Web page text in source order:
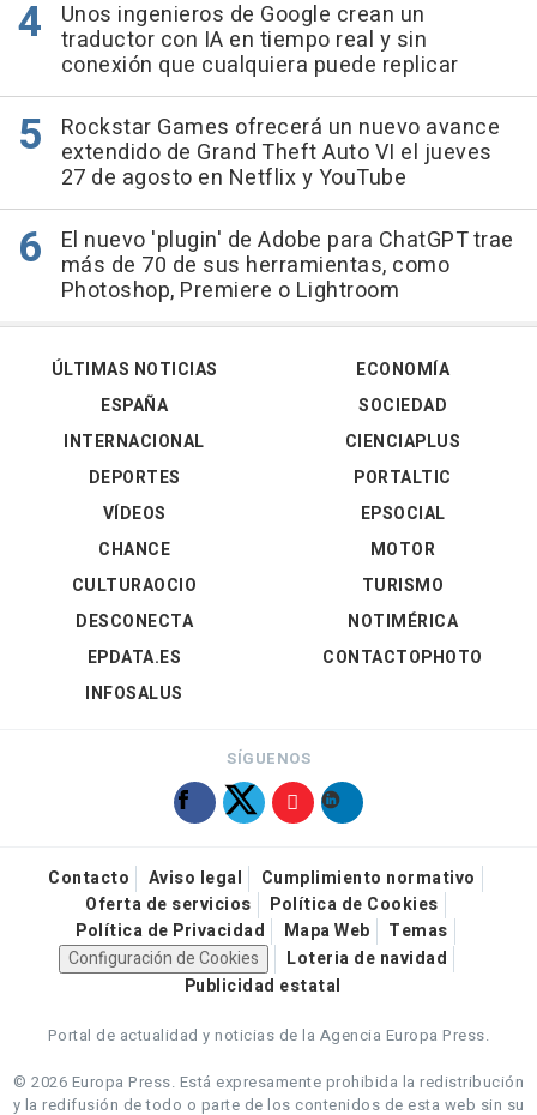
Unos ingenieros de Google crean un
traductor con IA en tiempo real y sin
conexión que cualquiera puede replicar
Rockstar Games ofrecerá un nuevo avance
extendido de Grand Theft Auto VI el jueves
27 de agosto en Netflix y YouTube
El nuevo 'plugin' de Adobe para ChatGPT trae
más de 70 de sus herramientas, como
Photoshop, Premiere o Lightroom
ÚLTIMAS NOTICIAS
ESPAÑA
INTERNACIONAL
DEPORTES
VÍDEOS
ECONOMÍA
SOCIEDAD
CIENCIAPLUS
PORTALTIC
EPSOCIAL
CHANCE
CULTURAOCIO
DESCONECTA
EPDATA.ES
INFOSALUS
MOTOR
TURISMO
NOTIMÉRICA
CONTACTOPHOTO
SÍGUENOS
Contacto Aviso legal
Cumplimiento normativo
Oferta de servicios
Política de Cookies
Política de Privacidad
Mapa Web
Temas
Configuración de Cookies
Loteria de navidad
Publicidad estatal
Portal de actualidad y noticias de la Agencia Europa Press.
© 2026 Europa Press. Está expresamente prohibida la redistribución
y la redifusión de todo o parte de los contenidos de esta web sin su